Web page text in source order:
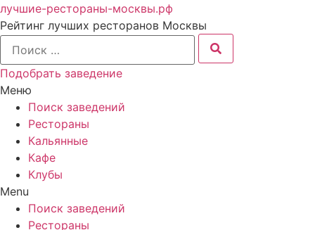
лучшие-рестораны-москвы.рф
Рейтинг лучших ресторанов Москвы
Подобрать заведение
Меню
Поиск заведений
Рестораны
Кальянные
Кафе
Клубы
Menu
Поиск заведений
Рестораны